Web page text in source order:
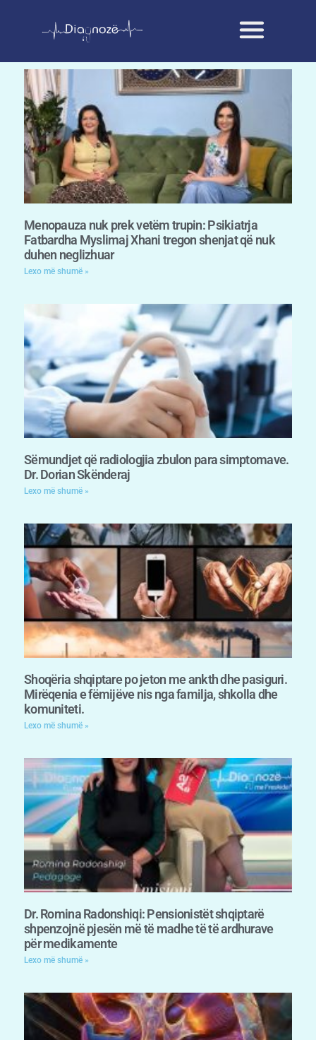
Menopauza nuk prek vetëm trupin: Psikiatrja
Fatbardha Myslimaj Xhani tregon shenjat që nuk
duhen neglizhuar
Lexo më shumë »
Sëmundjet që radiologjia zbulon para simptomave.
Dr. Dorian Skënderaj
Lexo më shumë »
Shoqëria shqiptare po jeton me ankth dhe pasiguri.
Mirëqenia e fëmijëve nis nga familja, shkolla dhe
komuniteti.
Lexo më shumë »
Dr. Romina Radonshiqi: Pensionistët shqiptarë
shpenzojnë pjesën më të madhe të të ardhurave
për medikamente
Lexo më shumë »